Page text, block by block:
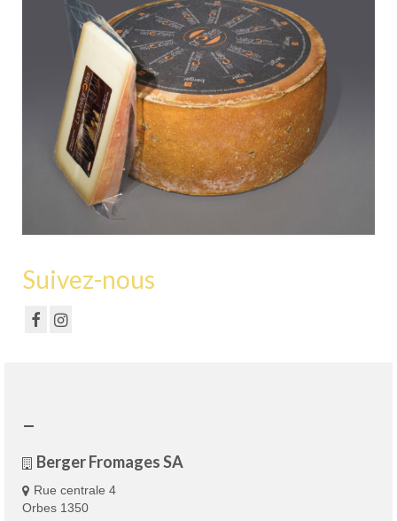
Suivez-nous
–
Berger Fromages SA
Rue centrale 4
Orbes 1350